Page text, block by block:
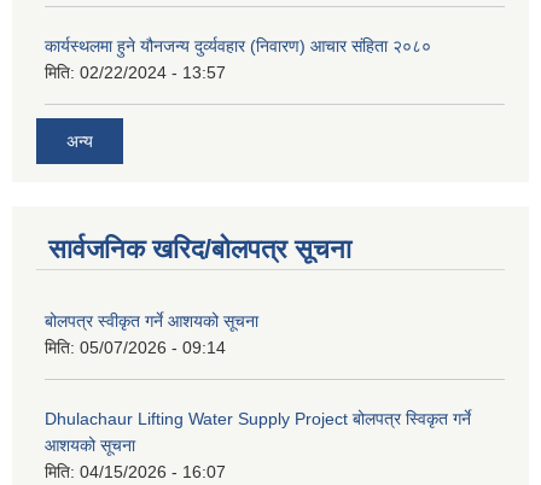
कार्यस्थलमा हुने यौनजन्य दुर्व्यवहार (निवारण) आचार संहिता २०८०
मिति: 02/22/2024 - 13:57
अन्य
सार्वजनिक खरिद/बोलपत्र सूचना
बोलपत्र स्वीकृत गर्ने आशयको सूचना
मिति: 05/07/2026 - 09:14
Dhulachaur Lifting Water Supply Project बोलपत्र स्विकृत गर्ने
आशयको सूचना
मिति: 04/15/2026 - 16:07